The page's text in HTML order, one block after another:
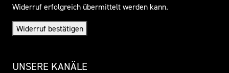
Widerruf erfolgreich übermittelt werden kann.
Widerruf bestätigen
UNSERE KANÄLE